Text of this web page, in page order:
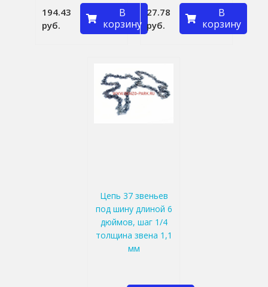
194.43
руб.
В
корзину
27.78
руб.
В
корзину
Цепь 37 звеньев
под шину длиной 6
дюймов, шаг 1/4
толщина звена 1,1
мм